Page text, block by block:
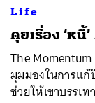
Life
คุยเรื่อง ‘ห
The
มุมมองในการแ
ช่วยให้เขาบรรเ